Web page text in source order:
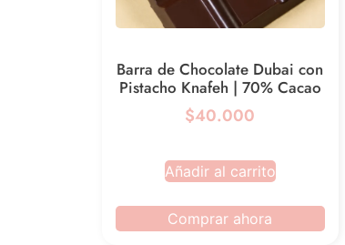
Barra de Chocolate Dubai con
Pistacho Knafeh | 70% Cacao
$40.000
Añadir al carrito
Comprar ahora